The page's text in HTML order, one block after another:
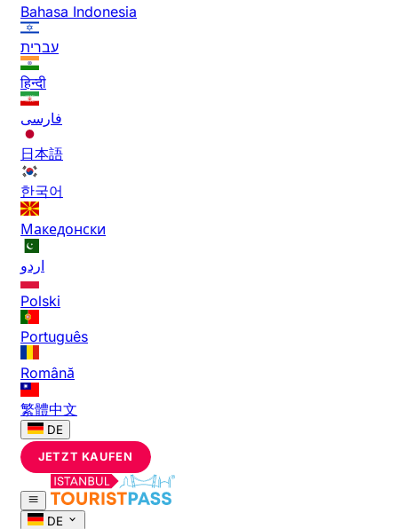
Bahasa Indonesia
עברית
हिन्दी
فارسی
日本語
한국어
Македонски
اردو
Polski
Português
Română
繁體中文
DE
JETZT KAUFEN
DE